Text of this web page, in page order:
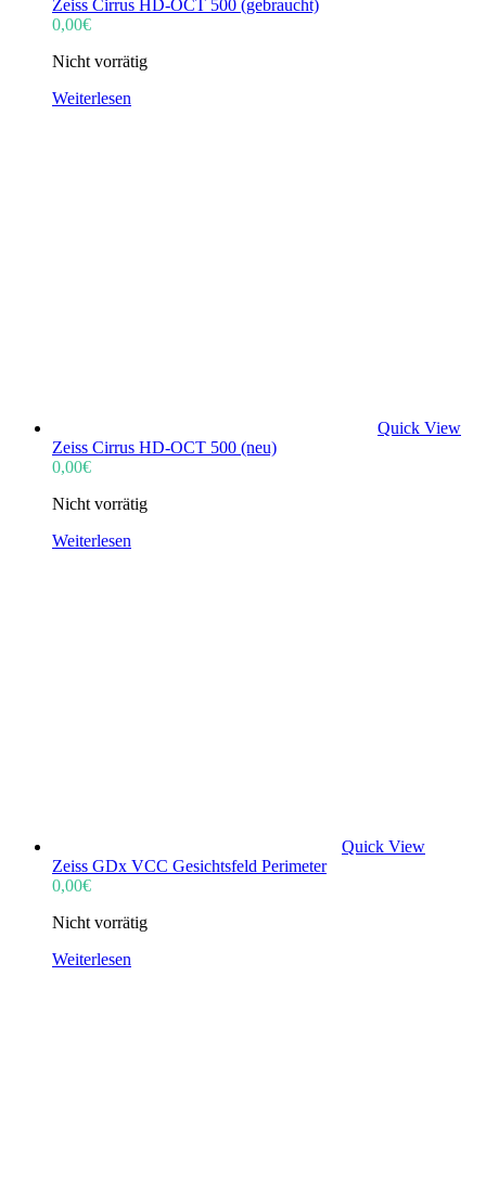
Zeiss Cirrus HD-OCT 500 (gebraucht)
0,00€
Nicht vorrätig
Weiterlesen
Quick View
Zeiss Cirrus HD-OCT 500 (neu)
0,00€
Nicht vorrätig
Weiterlesen
Quick View
Zeiss GDx VCC Gesichtsfeld Perimeter
0,00€
Nicht vorrätig
Weiterlesen